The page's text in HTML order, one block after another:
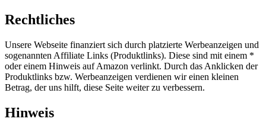
Rechtliches
Unsere Webseite finanziert sich durch platzierte Werbeanzeigen und
sogenannten Affiliate Links (Produktlinks). Diese sind mit einem *
oder einem Hinweis auf Amazon verlinkt. Durch das Anklicken der
Produktlinks bzw. Werbeanzeigen verdienen wir einen kleinen
Betrag, der uns hilft, diese Seite weiter zu verbessern.
Hinweis